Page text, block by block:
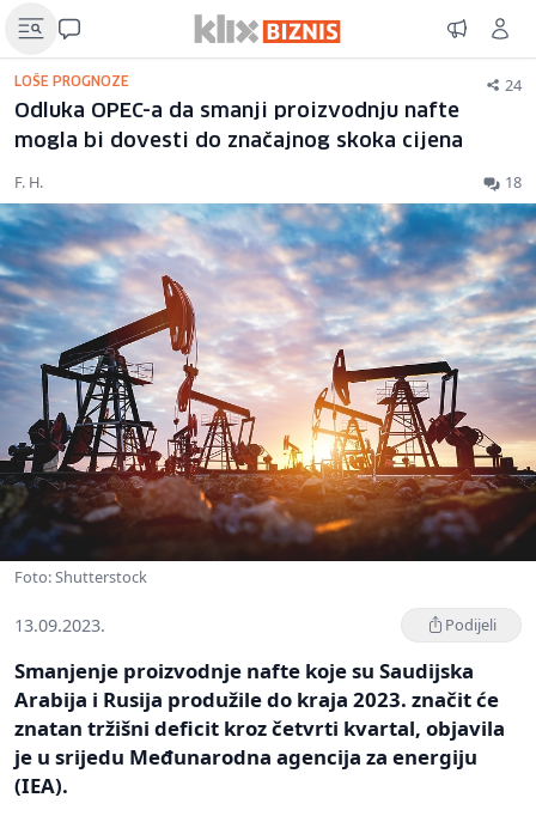
LOŠE PROGNOZE 24
Odluka OPEC-a da smanji proizvodnju nafte
mogla bi dovesti do značajnog skoka cijena
F. H. 18
Foto: Shutterstock
13.09.2023. Podijeli
Smanjenje proizvodnje nafte koje su Saudijska
Arabija i Rusija produžile do kraja 2023. značit će
znatan tržišni deficit kroz četvrti kvartal, objavila
je u srijedu Međunarodna agencija za energiju
(IEA).